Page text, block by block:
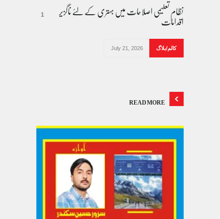
نظام تعلیمی اصلاحات میں بہتری کے لئے ناگزیر
اقدامات 1
کالم/بلاگ July 21, 2026
READ MORE